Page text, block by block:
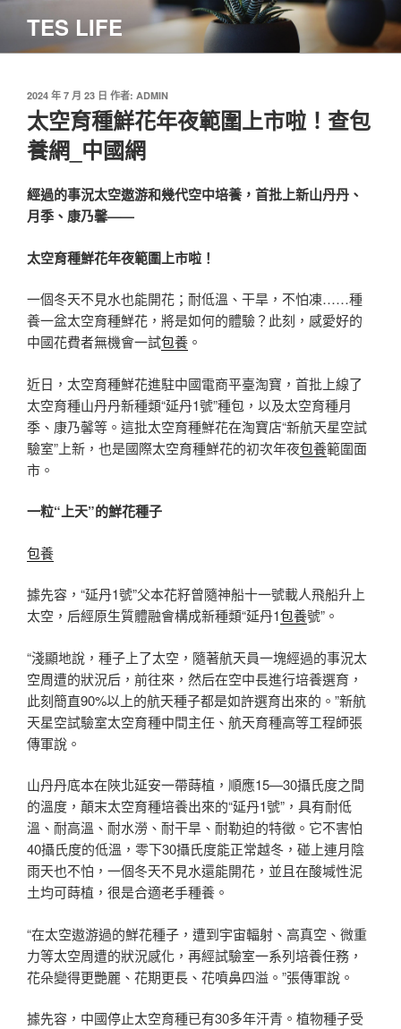
主
TES LIFE
發
於
2024 年 7 月 23 日 作者: ADMIN
太空育種鮮花年夜範圍上市啦！查包
養網_中國網
經過的事況太空遨游和幾代空中培養，首批上新山丹丹、
月季、康乃馨——
太空育種鮮花年夜範圍上市啦！
一個冬天不見水也能開花；耐低溫、干旱，不怕凍……種
養一盆太空育種鮮花，將是如何的體驗？此刻，感愛好的
中國花費者無機會一試包養 。
近日，太空育種鮮花進駐中國電商平臺淘寶，首批上線了
太空育種山丹丹新種類“延丹1號”種包，以及太空育種月
季、康乃馨等。這批太空育種鮮花在淘寶店“新航天星空試
驗室”上新，也是國際太空育種鮮花的初次年夜包養範圍面
市。
一粒“上天”的鮮花種子
包養
據先容，“延丹1號”父本花籽曾隨神船十一號載人飛船升上
太空，后經原生質體融會構成新種類“延丹1包養號”。
“淺顯地說，種子上了太空，隨著航天員一塊經過的事況太
空周遭的狀況后，前往來，然后在空中長進行培養選育，
此刻簡直90%以上的航天種子都是如許選育出來的。”新航
天星空試驗室太空育種中間主任、航天育種高等工程師張
傳軍說。
山丹丹底本在陜北延安一帶蒔植，順應15—30攝氏度之間
的溫度，顛末太空育種培養出來的“延丹1號”，具有耐低
溫、耐高溫、耐水澇、耐干旱、耐勒迫的特徵。它不害怕
40攝氏度的低溫，零下30攝氏度能正常越冬，碰上連月陰
雨天也不怕，一個冬天不見水還能開花，並且在酸堿性泥
土均可蒔植，很是合適老手種養。
“在太空遨游過的鮮花種子，遭到宇宙輻射、高真空、微重
力等太空周遭的狀況感化，再經試驗室一系列培養任務，
花朵變得更艷麗、花期更長、花噴鼻四溢。”張傳軍說。
據先容，中國停止太空育種已有30多年汗青。植物種子受